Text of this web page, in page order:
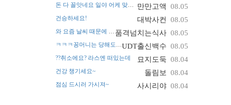
만만고액 08.05
돈 다 꼴앗네요 일야 어케 맞추나요 ㅠ
대박사컨 08.05
건승하세요!
품격넘치는식사 08.05
와 요즘 날씨 때문에 진짜 난리네요~
UDT출신백수 08.05
ㅋㅋㅋ꽁머니는 당해도 괜찮아요
묘지도둑 08.04
??취소에요? 라스엔 떠있는데
돌림보 08.04
건강 챙기세요~
사시리야 08.04
점심 드시러 가시져~